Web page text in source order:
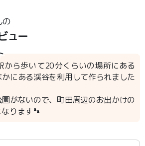
の
ュー
から歩いて20分くらいの場所にある
にある渓谷を利用して作られました
がないので、町田周辺のお出かけの
ります🐾